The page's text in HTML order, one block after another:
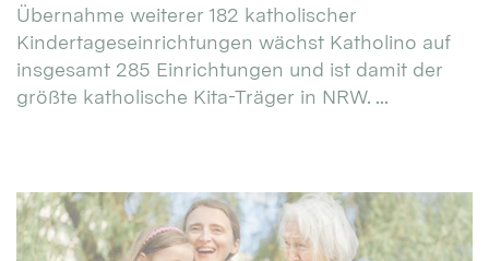
Übernahme weiterer 182 katholischer
Kindertageseinrichtungen wächst Katholino auf
insgesamt 285 Einrichtungen und ist damit der
größte katholische Kita-Träger in NRW. ...